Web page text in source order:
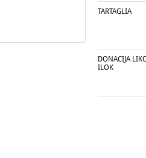
TARTAGLIA
DONACIJA
ILOK